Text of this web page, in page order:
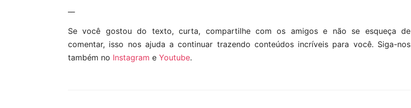
Se você gostou do texto, curta, compartilhe com os amigos e não se esqueça de
comentar, isso nos ajuda a continuar trazendo conteúdos incríveis para você. Siga-nos
também no Instagram e Youtube.